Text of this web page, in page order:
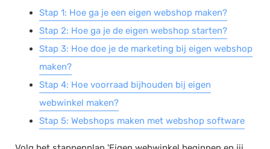
Stap 1: Hoe ga je een eigen webshop maken?
Stap 2: Hoe ga je de eigen webshop starten?
Stap 3: Hoe doe je de marketing bij eigen webshop
maken?
Stap 4: Hoe voorraad bijhouden bij eigen
webwinkel maken?
Stap 5: Webshops maken met webshop software